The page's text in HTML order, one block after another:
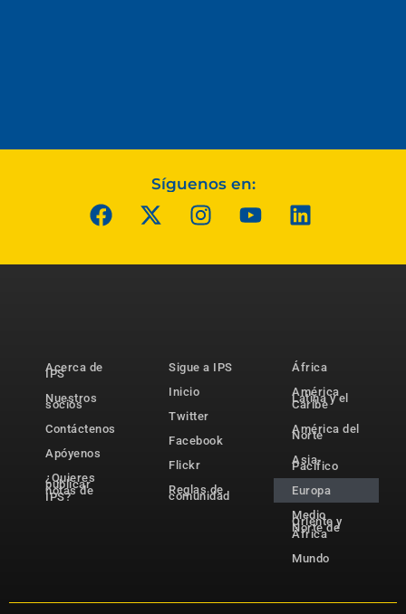
Síguenos en:
Acerca de
IPS
Nuestros
socios
Contáctenos
Apóyenos
¿Quieres
publicar
notas de
IPS?
Sigue a IPS
Inicio
Twitter
Facebook
Flickr
Reglas de
comunidad
África
América
Latina y el
Caribe
América del
Norte
Asia-
Pacífico
Europa
Medio
Oriente y
Norte de
África
Mundo